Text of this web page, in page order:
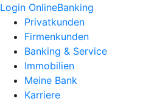
Login OnlineBanking
Privatkunden
Firmenkunden
Banking & Service
Immobilien
Meine Bank
Karriere